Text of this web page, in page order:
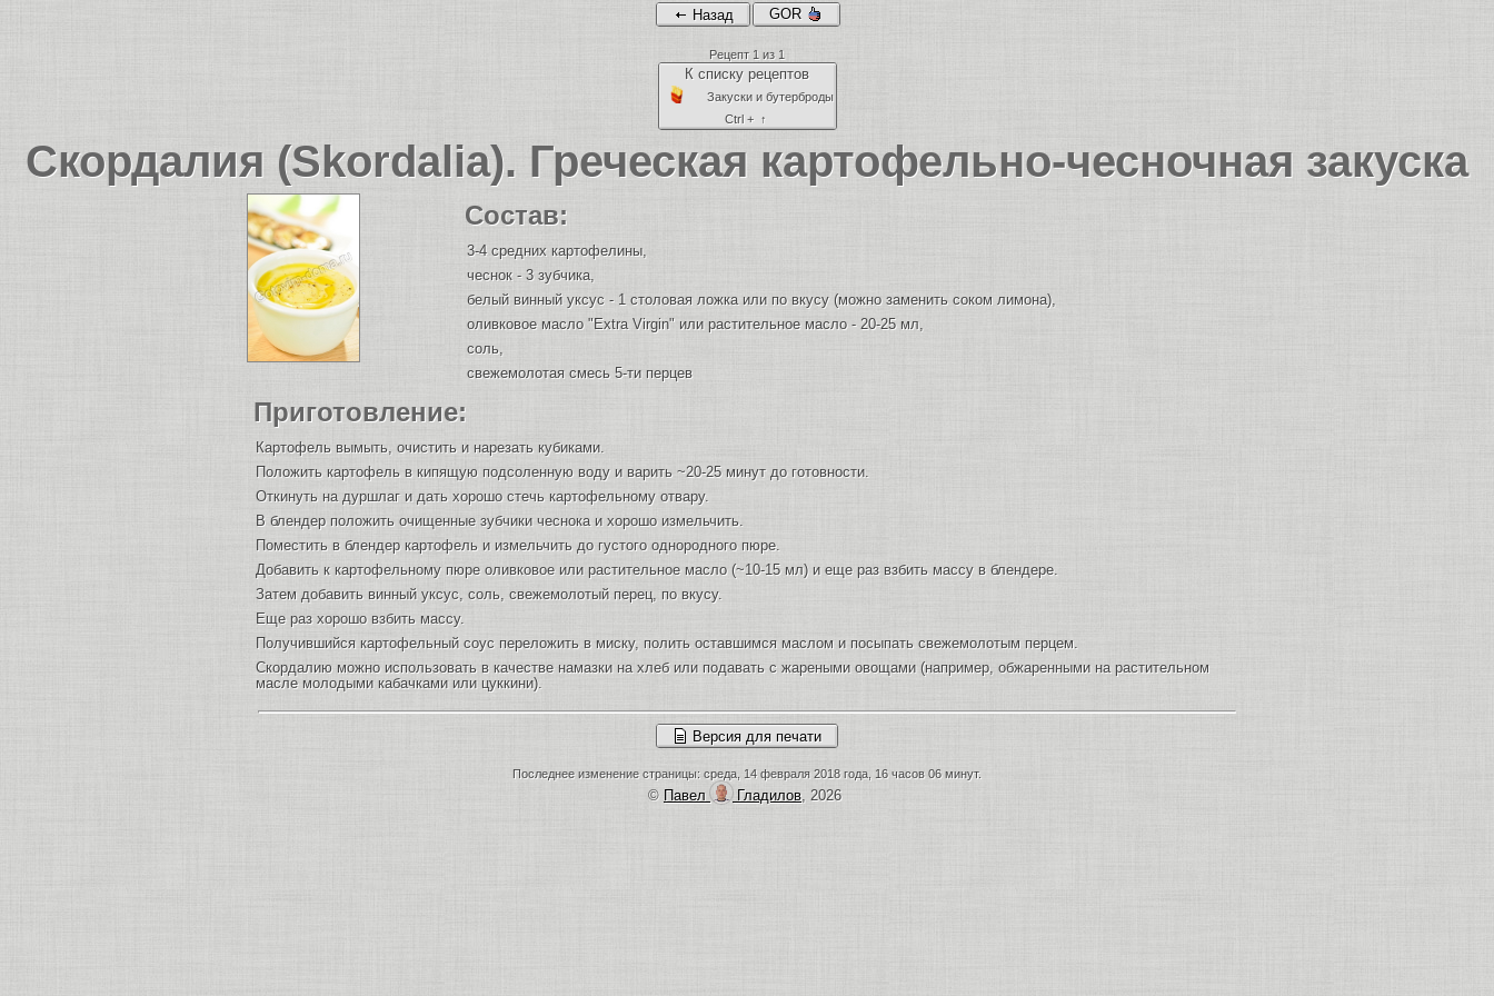
Назад GOR
Рецепт 1 из 1
К списку рецептов
Закуски и бутерброды
Ctrl + ↑
Скордалия (Skordalia). Греческая картофельно-чесночная закуска
Состав:
3-4 средних картофелины,
чеснок - 3 зубчика,
белый винный уксус - 1 столовая ложка или по вкусу (можно заменить соком лимона),
оливковое масло "Extra Virgin" или растительное масло - 20-25 мл,
соль,
свежемолотая смесь 5-ти перцев
Приготовление:
Картофель вымыть, очистить и нарезать кубиками.
Положить картофель в кипящую подсоленную воду и варить ~20-25 минут до готовности.
Откинуть на дуршлаг и дать хорошо стечь картофельному отвару.
В блендер положить очищенные зубчики чеснока и хорошо измельчить.
Поместить в блендер картофель и измельчить до густого однородного пюре.
Добавить к картофельному пюре оливковое или растительное масло (~10-15 мл) и еще раз взбить массу в блендере.
Затем добавить винный уксус, соль, свежемолотый перец, по вкусу.
Еще раз хорошо взбить массу.
Получившийся картофельный соус переложить в миску, полить оставшимся маслом и посыпать свежемолотым перцем.
Скордалию можно использовать в качестве намазки на хлеб или подавать с жареными овощами (например, обжаренными на растительном
масле молодыми кабачками или цуккини).
Версия для печати
Последнее изменение страницы: среда, 14 февраля 2018 года, 16 часов 06 минут.
© Павел Гладилов, 2026